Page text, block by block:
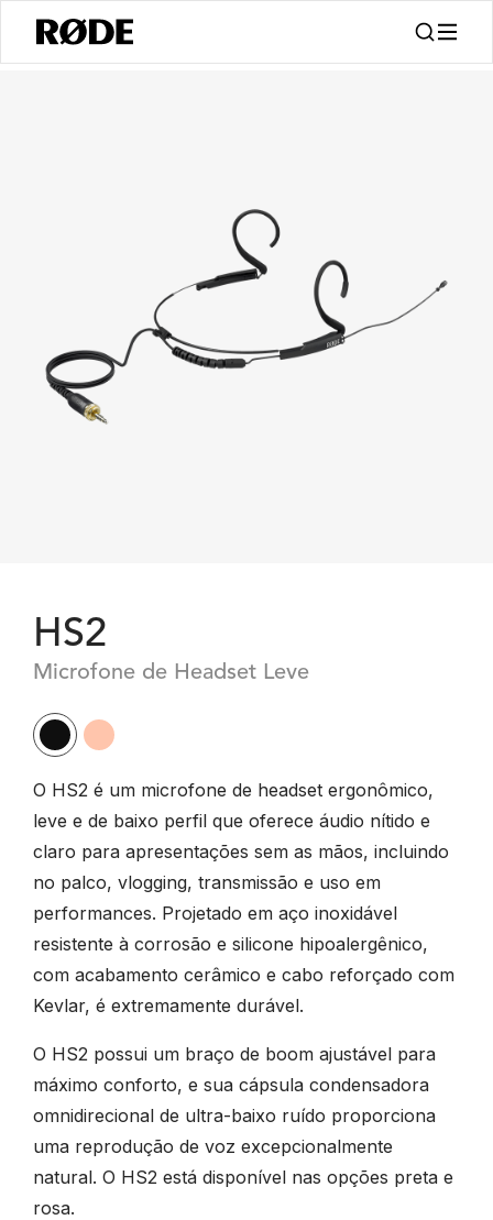
HS2
Microfone de Headset Leve
O HS2 é um microfone de headset ergonômico,
leve e de baixo perfil que oferece áudio nítido e
claro para apresentações sem as mãos, incluindo
no palco, vlogging, transmissão e uso em
performances. Projetado em aço inoxidável
resistente à corrosão e silicone hipoalergênico,
com acabamento cerâmico e cabo reforçado com
Kevlar, é extremamente durável.
O HS2 possui um braço de boom ajustável para
máximo conforto, e sua cápsula condensadora
omnidirecional de ultra-baixo ruído proporciona
uma reprodução de voz excepcionalmente
natural. O HS2 está disponível nas opções preta e
rosa.